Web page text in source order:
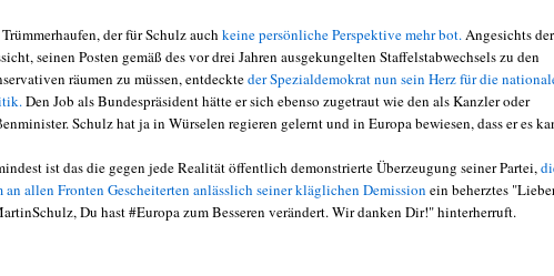
der für Schulz auch keine persönliche Perspektive mehr bot.Angesichts der
seinen Posten gemäß des vor drei Jahren ausgekungelten Staffelstabwechsels zu den
räumen zu müssen, entdeckteder Spezialdemokrat nun sein Herz für die
Den Job als Bundespräsident hätte er sich ebenso zugetraut wie den als Kanzler oder
Schulz hat ja in Würselen regieren gelernt und in Europa bewiesen, dass er es
ist das die gegen jede Realität öffentlich demonstrierte Überzeugung seiner Partei,
an allen Fronten Gescheiterten anlässlich seiner kläglichen Demission ein beherztes
Du hast #Europa zum Besseren verändert. Wir danken Dir!" hinterherruft.